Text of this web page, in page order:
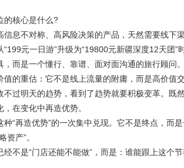
核心是什么?
不对称、高风险决策的产品，天然需要线下渠
元一日游”升级为“19800元新疆深度12天团”
而是一个懂行、靠谱、面对面沟通的旅行顾问。
重估：它不是线上流量的附庸，而是高价值交
明天的趋势，看到了趋势就要积极变革。既
在变化中再造优势。
再造优势”的一次集中兑现。它不是终点，而
资产”。
是“门店还能不能做”，而是：谁能跟上这个